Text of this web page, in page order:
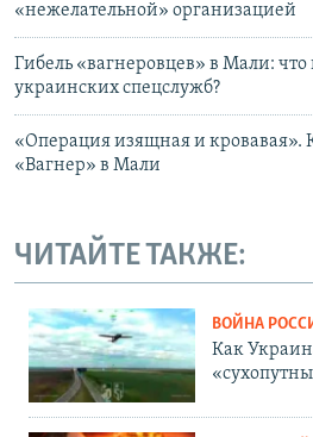
«нежелательной» организацией
Гибель «вагнеровцев» в Мали: что
украинских спецслужб?
«Операция изящная и кровавая».
«Вагнер» в Мали
ЧИТАЙТЕ ТАКЖЕ:
ВОЙНА
Как